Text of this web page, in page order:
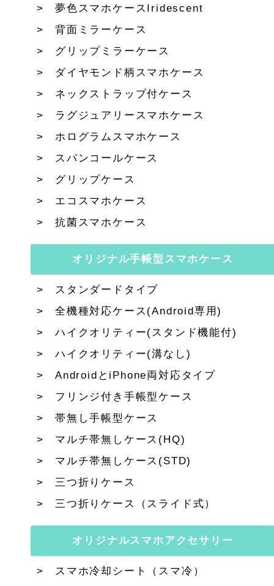
夢色スマホケースIridescent
背面ミラーケース
グリップミラーケース
ダイヤモンド柄スマホケース
ネックストラップ付ケース
ラグジュアリースマホケース
ホログラムスマホケース
スパンコールケース
グリップケース
エコスマホケース
抗菌スマホケース
オリジナル手帳型スマホケース
スタンダードタイプ
全機種対応ケース(Android専用)
ハイクオリティー(スタンド機能付)
ハイクオリティー(溝なし)
AndroidとiPhone両対応タイプ
フリンジ付き手帳型ケース
帯無し手帳型ケース
マルチ帯無しケース(HQ)
マルチ帯無しケース(STD)
三つ折りケース
三つ折りケース（スライド式）
オリジナルスマホアクセサリー
スマホ冷却シート（スマ冷）